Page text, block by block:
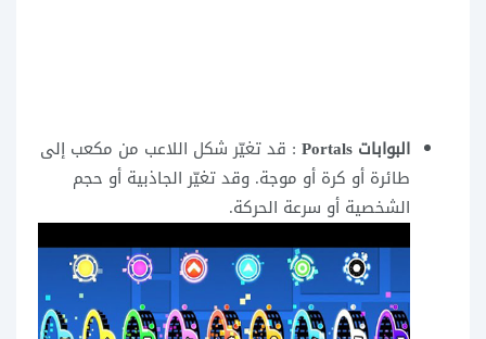
البوابات Portals
: قد تغيّر شكل اللاعب من مكعب إلى
طائرة أو كرة أو موجة. وقد تغيّر الجاذبية أو حجم
الشخصية أو سرعة الحركة.